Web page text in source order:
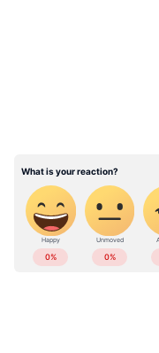
പുരോഗമിക്കുന്ന
വ്യാജ
കാണണമെന്നും
കരാർ
ഇന്ത്യയിലെയും